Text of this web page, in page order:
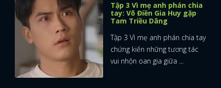
Tập 3 Vì mẹ anh phán chia
tay: Võ Điền Gia Huy gặp
Tam Triều Dâng
Tập 3 Vì mẹ anh phán chia tay
chứng kiến những tương tác
vui nhộn oan gia giữa ...